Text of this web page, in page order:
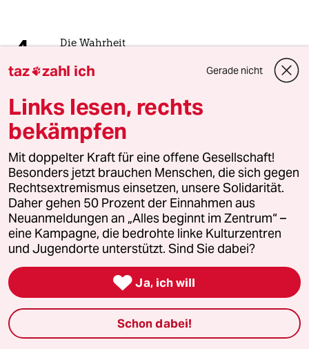
4 Die Wahrheit
56 Millionen Deutsche sind betroffen
5 Über die geschlechtergerechte Stadt
„Die Stadt ist gemacht für den weißen
Mann in einem Auto“
6 Was tun gegen den Energiewende-Rollback?
Der Urknall
taz
Folgen Sie uns
taz zahl ich Gerade nicht
Links lesen, rechts
bekämpfen
Mit doppelter Kraft für eine offene Gesellschaft!
Besonders jetzt brauchen Menschen, die sich gegen
Rechtsextremismus einsetzen, unsere Solidarität.
Daher gehen 50 Prozent der Einnahmen aus
Neuanmeldungen an „Alles beginnt im Zentrum“ –
eine Kampagne, die bedrohte linke Kulturzentren
und Jugendorte unterstützt. Sind Sie dabei?
 Ja, ich will
Schon dabei!